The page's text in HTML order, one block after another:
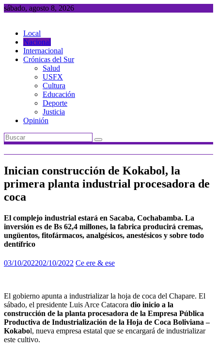
Saltar
sábado, agosto 8, 2026
Local
Nacional
Internacional
Crónicas del Sur
Salud
USFX
Cultura
Educación
Deporte
Justicia
Opinión
Inician construcción de Kokabol, la
primera planta industrial procesadora de
coca
El complejo industrial estará en Sacaba, Cochabamba. La
inversión es de Bs 62,4 millones, la fabrica producirá cremas,
ungüentos, fitofármacos, analgésicos, anestésicos y sobre todo
dentífrico
03/10/202202/10/2022 Ce ere & ese
El gobierno apunta a industrializar la hoja de coca del Chapare. El
sábado, el presidente Luis Arce Catacora dio inicio a la
construcción de la planta procesadora de la Empresa Pública
Productiva de Industrialización de la Hoja de Coca Boliviana –
Kokabol, nueva empresa estatal que se encargará de industrializar
este cultivo.